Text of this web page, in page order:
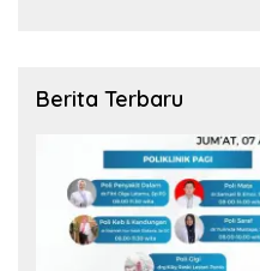
Berita Terbaru